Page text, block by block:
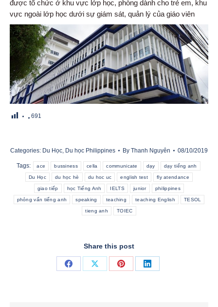
được tổ chức ở khu vực lớp học, phòng dành cho trẻ em, khu
vực ngoài lớp học dưới sự giám sát, quản lý của giáo viên
691
Categories: Du Học Du học Philippines By Thanh Nguyên 08/10/2019
Tags: ace bussiness cella communicate dạy dạy tiếng anh
Du Học du học hè du hoc uc english test fly atendance
giao tiếp học Tiếng Anh IELTS junior philippines
phỏng vấn tiếng anh speaking teaching teaching English TESOL
tieng anh TOIEC
Share this post
Share
Share
Share
Share